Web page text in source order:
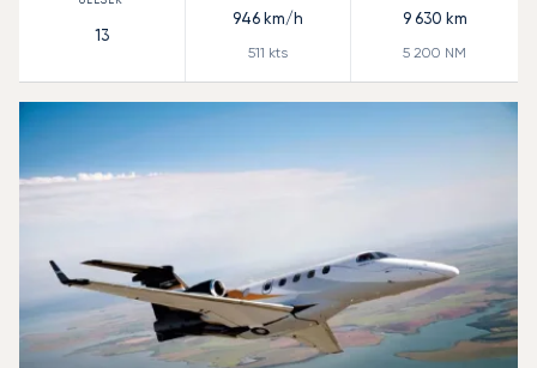
13
946km/h
511 kts
9 630 km
5 200 NM